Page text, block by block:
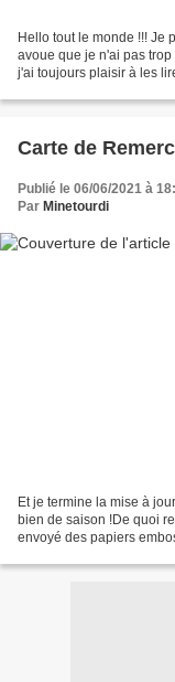
Hello tout le monde !!! Je
avoue que je n'ai pas
j'ai toujours plaisir à les
Carte de
Publié le 06/06/2021 à
Par Minetourdi
Et je termine la mise à
bien de saison !De quoi
envoyé des papiers